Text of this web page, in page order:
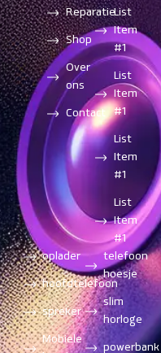
Reparatie
Shop
Over
ons
Contact
List
Item
#1
List
Item
#1
List
Item
#1
List
Item
#1
oplader
hoofdtelefoon
spreker
Mobiele
telefoon
hoesje
slim
horloge
powerbank